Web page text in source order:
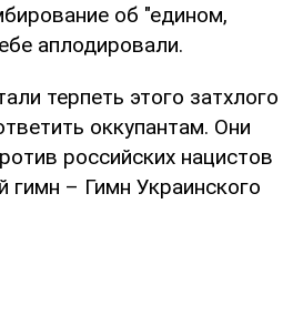
об "едином,
аплодировали.
терпеть этого затхлого
оккупантам. Они
российских нацистов
гимн – Гимн Украинского